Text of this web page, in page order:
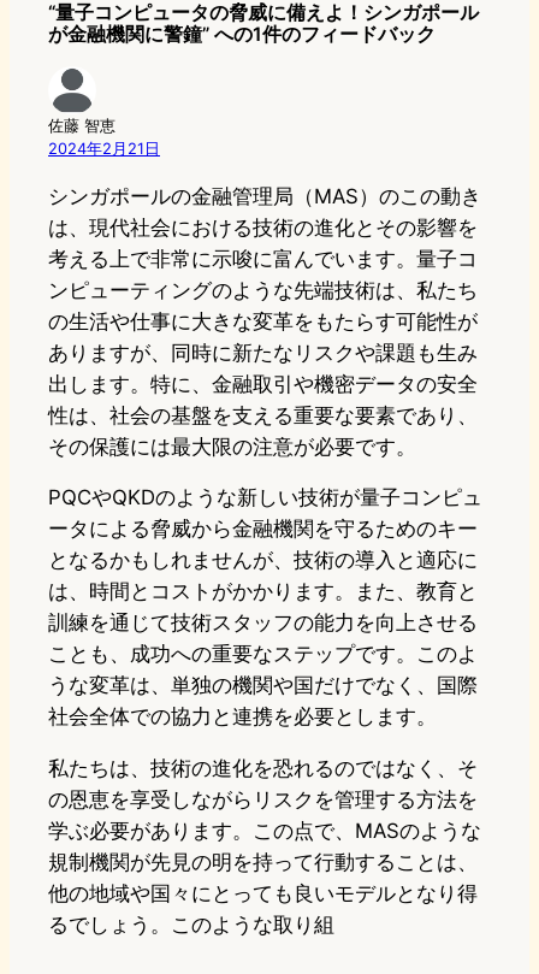
“量子コンピュータの脅威に備えよ！シンガポール
が金融機関に警鐘” への1件のフィードバック
佐藤 智恵
2024年2月21日
シンガポールの金融管理局（MAS）のこの動き
は、現代社会における技術の進化とその影響を
考える上で非常に示唆に富んでいます。量子コ
ンピューティングのような先端技術は、私たち
の生活や仕事に大きな変革をもたらす可能性が
ありますが、同時に新たなリスクや課題も生み
出します。特に、金融取引や機密データの安全
性は、社会の基盤を支える重要な要素であり、
その保護には最大限の注意が必要です。
PQCやQKDのような新しい技術が量子コンピュ
ータによる脅威から金融機関を守るためのキー
となるかもしれませんが、技術の導入と適応に
は、時間とコストがかかります。また、教育と
訓練を通じて技術スタッフの能力を向上させる
ことも、成功への重要なステップです。このよ
うな変革は、単独の機関や国だけでなく、国際
社会全体での協力と連携を必要とします。
私たちは、技術の進化を恐れるのではなく、そ
の恩恵を享受しながらリスクを管理する方法を
学ぶ必要があります。この点で、MASのような
規制機関が先見の明を持って行動することは、
他の地域や国々にとっても良いモデルとなり得
るでしょう。このような取り組